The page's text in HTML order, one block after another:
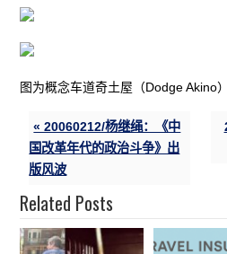
图为概念车道奇土屋（Dodge Akino）
« 20060212/杨继绳：《中
国改革年代的政治斗争》出
版风波
Related Posts